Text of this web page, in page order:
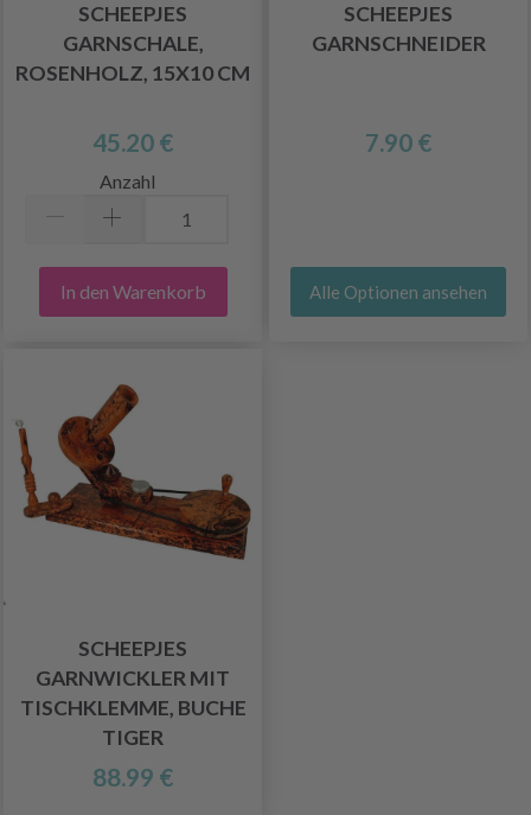
SCHEEPJES
GARNSCHALE,
ROSENHOLZ, 15X10 CM
45.20 €
Anzahl
In den Warenkorb
SCHEEPJES
GARNSCHNEIDER
7.90 €
Alle Optionen ansehen
SCHEEPJES
GARNWICKLER MIT
TISCHKLEMME, BUCHE
TIGER
88.99 €